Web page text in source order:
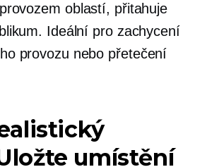
oblastí, přitahuje
Ideální pro zachycení
provozu nebo přetečení
umístění